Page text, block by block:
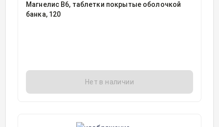
Магнелис В6, таблетки покрытые оболочкой
банка, 120
Нет в наличии